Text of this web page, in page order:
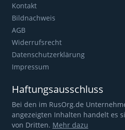
Kontakt
Bildnachweis
AGB
Widerrufsrecht
Datenschutzerklärung
Impressum
Haftungsausschluss
Bei den im RusOrg.de
angezeigten Inhalten handelt es
von Dritten. Mehr dazu